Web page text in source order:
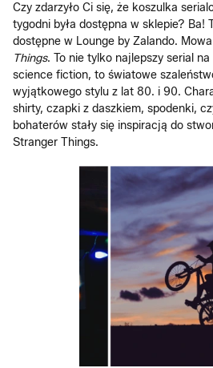
Czy zdarzyło Ci się, że koszulka
tygodni była dostępna w sklepie? Ba!
dostępne w Lounge by Zalando.
Things. To nie tylko najlepszy serial
science fiction, to światowe
wyjątkowego stylu z lat 80. i 90.
shirty, czapki z daszkiem, spodenki,
bohaterów stały się inspiracją do
Stranger Things.